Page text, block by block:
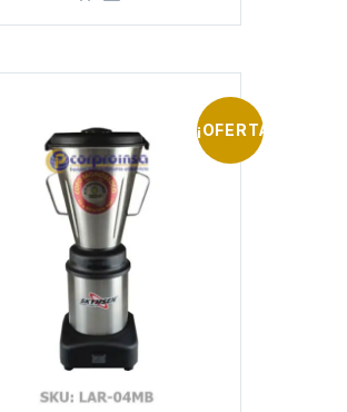
¡OFERTA!